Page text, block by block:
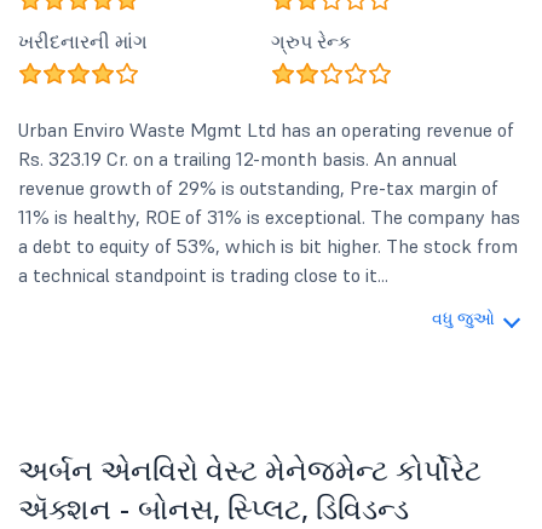
ખરીદનારની માંગ ગ્રુપ રેન્ક
Urban Enviro Waste Mgmt Ltd has an operating revenue of
Rs. 323.19 Cr. on a trailing 12-month basis. An annual
revenue growth of 29% is outstanding, Pre-tax margin of
11% is healthy, ROE of 31% is exceptional. The company has
a debt to equity of 53%, which is bit higher. The stock from
a technical standpoint is trading close to it...
વધુ જુઓ
અર્બન એનવિરો વેસ્ટ મેનેજમેન્ટ કોર્પોરેટ
ઍક્શન - બોનસ, સ્પ્લિટ, ડિવિડન્ડ